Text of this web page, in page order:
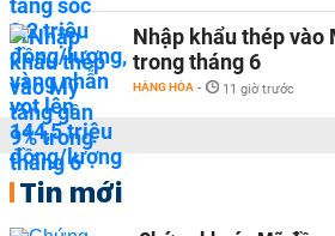
Nhập khẩu thép vào
trong tháng 6
HÀNG HÓA - 11 giờ trước
Tin mới